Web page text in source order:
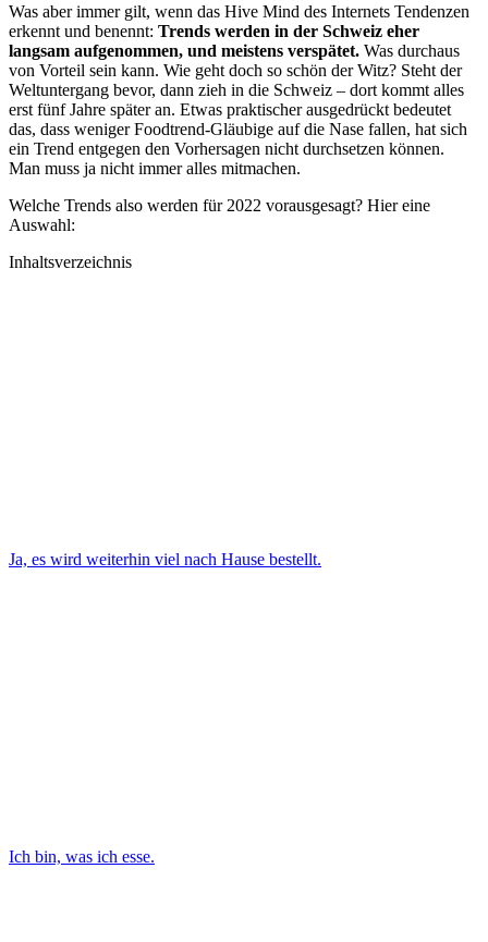
Was aber immer gilt, wenn das Hive Mind des Internets Tendenzen
erkennt und benennt: Trends werden in der Schweiz eher
langsam aufgenommen, und meistens verspätet. Was durchaus
von Vorteil sein kann. Wie geht doch so schön der Witz? Steht der
Weltuntergang bevor, dann zieh in die Schweiz – dort kommt alles
erst fünf Jahre später an. Etwas praktischer ausgedrückt bedeutet
das, dass weniger Foodtrend-Gläubige auf die Nase fallen, hat sich
ein Trend entgegen den Vorhersagen nicht durchsetzen können.
Man muss ja nicht immer alles mitmachen.
Welche Trends also werden für 2022 vorausgesagt? Hier eine
Auswahl:
Inhaltsverzeichnis
Ja, es wird weiterhin viel nach Hause bestellt.
Ich bin, was ich esse.